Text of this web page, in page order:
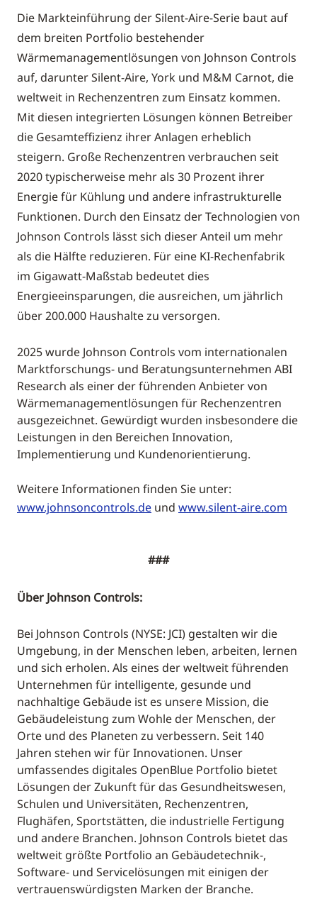
Die Markteinführung der Silent-Aire-Serie baut auf
dem breiten Portfolio bestehender
Wärmemanagementlösungen von Johnson Controls
auf, darunter Silent-Aire, York und M&M Carnot, die
weltweit in Rechenzentren zum Einsatz kommen.
Mit diesen integrierten Lösungen können Betreiber
die Gesamteffizienz ihrer Anlagen erheblich
steigern. Große Rechenzentren verbrauchen seit
2020 typischerweise mehr als 30 Prozent ihrer
Energie für Kühlung und andere infrastrukturelle
Funktionen. Durch den Einsatz der Technologien von
Johnson Controls lässt sich dieser Anteil um mehr
als die Hälfte reduzieren. Für eine KI-Rechenfabrik
im Gigawatt-Maßstab bedeutet dies
Energieeinsparungen, die ausreichen, um jährlich
über 200.000 Haushalte zu versorgen.
2025 wurde Johnson Controls vom internationalen
Marktforschungs- und Beratungsunternehmen ABI
Research als einer der führenden Anbieter von
Wärmemanagementlösungen für Rechenzentren
ausgezeichnet. Gewürdigt wurden insbesondere die
Leistungen in den Bereichen Innovation,
Implementierung und Kundenorientierung.
Weitere Informationen finden Sie unter:
www.johnsoncontrols.de und www.silent-aire.com
###
Über Johnson Controls:
Bei Johnson Controls (NYSE: JCI) gestalten wir die
Umgebung, in der Menschen leben, arbeiten, lernen
und sich erholen. Als eines der weltweit führenden
Unternehmen für intelligente, gesunde und
nachhaltige Gebäude ist es unsere Mission, die
Gebäudeleistung zum Wohle der Menschen, der
Orte und des Planeten zu verbessern. Seit 140
Jahren stehen wir für Innovationen. Unser
umfassendes digitales OpenBlue Portfolio bietet
Lösungen der Zukunft für das Gesundheitswesen,
Schulen und Universitäten, Rechenzentren,
Flughäfen, Sportstätten, die industrielle Fertigung
und andere Branchen. Johnson Controls bietet das
weltweit größte Portfolio an Gebäudetechnik-,
Software- und Servicelösungen mit einigen der
vertrauenswürdigsten Marken der Branche.